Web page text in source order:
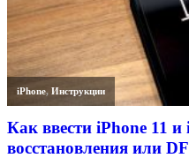
iPhone,Инструкции
Как ввести iPhone 11
восстановления или